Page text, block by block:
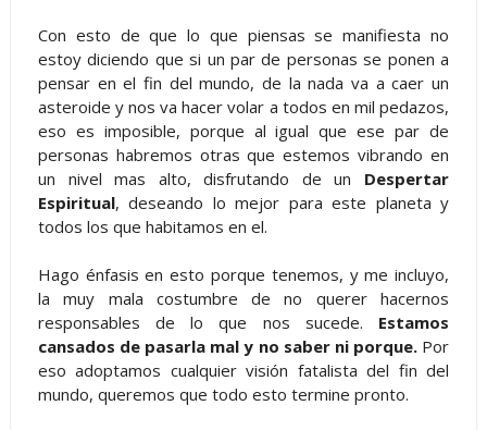
Con esto de que lo que piensas se manifiesta no
estoy diciendo que si un par de personas se ponen a
pensar en el fin del mundo, de la nada va a caer un
asteroide y nos va hacer volar a todos en mil pedazos,
eso es imposible, porque al igual que ese par de
personas habremos otras que estemos vibrando en
un nivel mas alto, disfrutando de un Despertar
Espiritual, deseando lo mejor para este planeta y
todos los que habitamos en el.
Hago énfasis en esto porque tenemos, y me incluyo,
la muy mala costumbre de no querer hacernos
responsables de lo que nos sucede. Estamos
cansados de pasarla mal y no saber ni porque. Por
eso adoptamos cualquier visión fatalista del fin del
mundo, queremos que todo esto termine pronto.